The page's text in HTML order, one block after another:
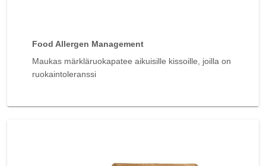
Food Allergen Management
Maukas märkläruokapatee aikuisille kissoille, joilla on
ruokaintoleranssi